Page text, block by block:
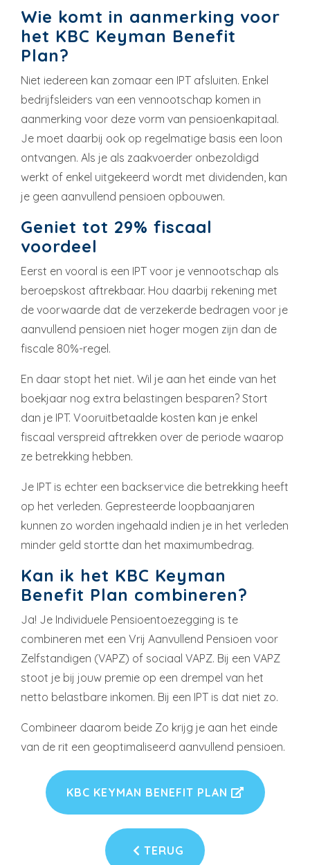
Wie komt in aanmerking voor
het KBC Keyman Benefit
Plan?
Niet iedereen kan zomaar een IPT afsluiten. Enkel
bedrijfsleiders van een vennootschap komen in
aanmerking voor deze vorm van pensioenkapitaal.
Je moet daarbij ook op regelmatige basis een loon
ontvangen. Als je als zaakvoerder onbezoldigd
werkt of enkel uitgekeerd wordt met dividenden, kan
je geen aanvullend pensioen opbouwen.
Geniet tot 29% fiscaal
voordeel
Eerst en vooral is een IPT voor je vennootschap als
beroepskost aftrekbaar. Hou daarbij rekening met
de voorwaarde dat de verzekerde bedragen voor je
aanvullend pensioen niet hoger mogen zijn dan de
fiscale 80%-regel.
En daar stopt het niet. Wil je aan het einde van het
boekjaar nog extra belastingen besparen? Stort
dan je IPT. Vooruitbetaalde kosten kan je enkel
fiscaal verspreid aftrekken over de periode waarop
ze betrekking hebben.
Je IPT is echter een backservice die betrekking heeft
op het verleden. Gepresteerde loopbaanjaren
kunnen zo worden ingehaald indien je in het verleden
minder geld stortte dan het maximumbedrag.
Kan ik het KBC Keyman
Benefit Plan combineren?
Ja! Je Individuele Pensioentoezegging is te
combineren met een Vrij Aanvullend Pensioen voor
Zelfstandigen (VAPZ) of sociaal VAPZ. Bij een VAPZ
stoot je bij jouw premie op een drempel van het
netto belastbare inkomen. Bij een IPT is dat niet zo.
Combineer daarom beide Zo krijg je aan het einde
van de rit een geoptimaliseerd aanvullend pensioen.
KBC KEYMAN BENEFIT PLAN
TERUG